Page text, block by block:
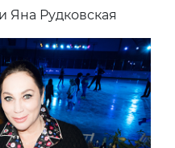
Яна Рудковская